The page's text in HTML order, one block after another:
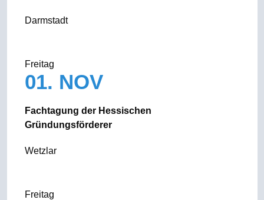
Darmstadt
Freitag
01. NOV
Fachtagung der Hessischen
Gründungsförderer
Wetzlar
Freitag